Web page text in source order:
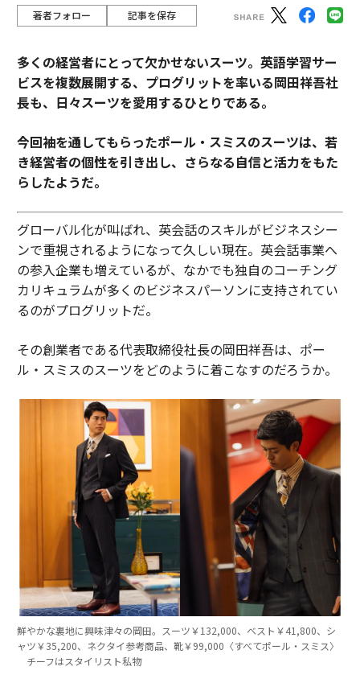
著者フォロー 記事を保存
多くの経営者にとって欠かせないスーツ。 英語学習サー
ビスを複数展開する、プログリットを率いる岡田祥吾社
長も、日々スーツを愛用するひとりである。
今回袖を通してもらったポール・スミスのスーツは、若
き経営者の個性を引き出し、さらなる自信と活力をもた
らしたようだ。
グローバル化が叫ばれ、英会話のスキルがビジネスシー
ンで重視されるようになって久しい現在。英会話事業へ
の参入企業も増えているが、なかでも独自のコーチング
カリキュラムが多くのビジネスパーソンに支持されてい
るのがプログリットだ。
その創業者である代表取締役社長の岡田祥吾は、ポー
ル・スミスのスーツをどのように着こなすのだろうか。
鮮やかな裏地に興味津々の岡田。スーツ￥132,000、ベスト￥41,800、シ
ャツ￥35,200、ネクタイ参考商品、靴￥99,000〈すべてポール・スミス〉
チーフはスタイリスト私物